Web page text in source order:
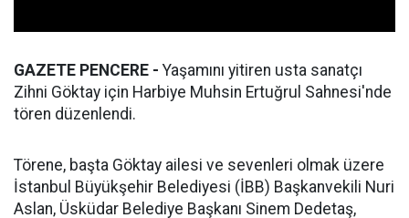
GAZETE PENCERE - Yaşamını yitiren usta sanatçı
Zihni Göktay için Harbiye Muhsin Ertuğrul Sahnesi'nde
tören düzenlendi.
Törene, başta Göktay ailesi ve sevenleri olmak üzere
İstanbul Büyükşehir Belediyesi (İBB) Başkanvekili Nuri
Aslan, Üsküdar Belediye Başkanı Sinem Dedetaş,